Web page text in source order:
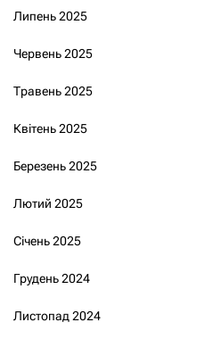
Липень 2025
Червень 2025
Травень 2025
Квітень 2025
Березень 2025
Лютий 2025
Січень 2025
Грудень 2024
Листопад 2024